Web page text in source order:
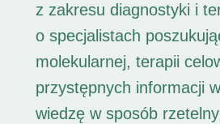
z zakresu diagnostyki i
o specjalistach
molekularnej, terapii
przystępnych informacji
wiedzę w sposób